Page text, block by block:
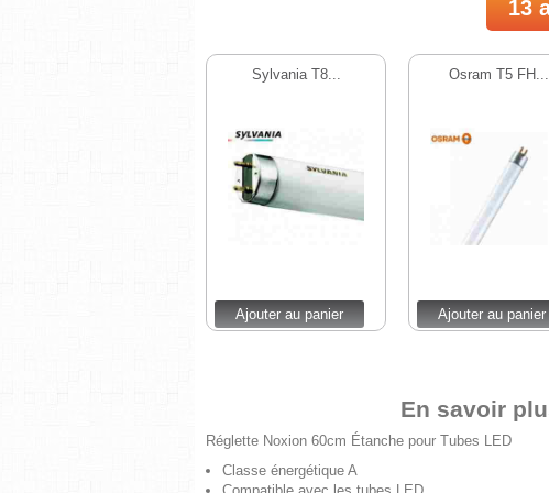
13
Sylvania T8...
Ajouter au panier
Osram T5 FH...
Ajouter au panier
En savoir
Réglette Noxion 60cm Étanche pour Tubes LED
Classe énergétique A